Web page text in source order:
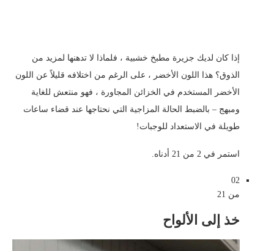
إذا كان لديك جزيرة مطبخ خشبية ، فلماذا لا تدهنها لمزيد من
الذوق؟ هذا اللون الأخضر ، على الرغم من اختلافه قليلاً عن اللون
الأخضر المستخدم في الخزائن المجاورة ، فهو منتعش للغاية
ومبهج – بالضبط الحالة المزاجية التي نحتاجها عند قضاء ساعات
طويلة في الاستعداد للوجبات!
استمر في 2 من 21 أدناه.
02
من 21
خذ إلى الألواح